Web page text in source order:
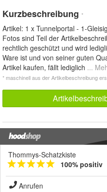
Kurzbeschreibung *
Artikel: 1 x Tunnelportal - 1-
Fotos sind Teil der
rechtlich geschützt und wird
Ware ist und von seiner guten
Artikel kaufen, fällt lediglich ...
* maschinell aus der Artikelbeschreibung
Thommys-Schatzkiste
100% positiv
Anrufen